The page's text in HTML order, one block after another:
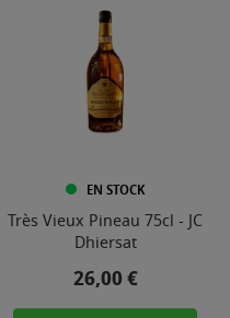
EN STOCK
Très Vieux Pineau 75cl - JC
Dhiersat
Prix
26,00 €